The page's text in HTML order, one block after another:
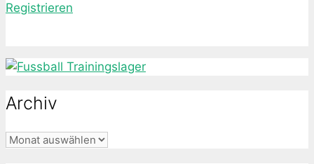
Registrieren
Archiv
Archiv